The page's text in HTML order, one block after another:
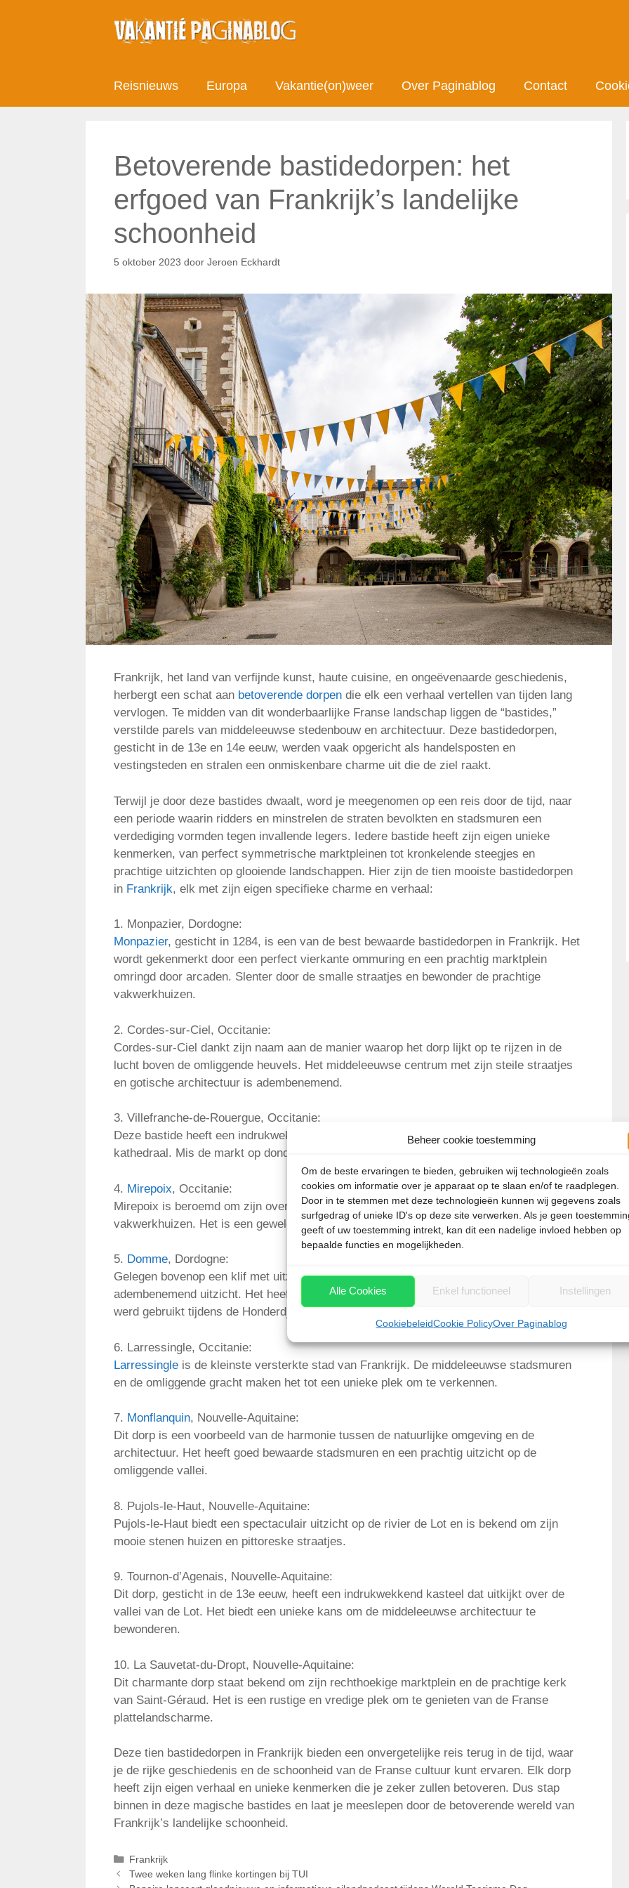
Beheer cookie toestemming
Om de beste ervaringen te bieden, gebruiken wij technologieën zoals
cookies om informatie over je apparaat op te slaan en/of te raadplegen.
Door in te stemmen met deze technologieën kunnen wij gegevens zoals
surfgedrag of unieke ID's op deze site verwerken. Als je geen
geeft of uw toestemming intrekt, kan dit een nadelige invloed hebben op
bepaalde functies en mogelijkheden.
Alle Cookies Enkel functioneel Instellingen
CookiebeleidCookie PolicyOver Paginablog
Reisnieuws Europa Vakantie(on)weer Over Paginablog Contact
Betoverende bastidedorpen: het
erfgoed van Frankrijk’s landelijke
schoonheid
5 oktober 2023 door Jeroen Eckhardt
Frankrijk, het land van verfijnde kunst, haute cuisine, en ongeëvenaarde geschiedenis,
herbergt een schat aan betoverende dorpen die elk een verhaal vertellen van tijden lang
vervlogen. Te midden van dit wonderbaarlijke Franse landschap liggen de “bastides,”
verstilde parels van middeleeuwse stedenbouw en architectuur. Deze bastidedorpen,
gesticht in de 13e en 14e eeuw, werden vaak opgericht als handelsposten en
vestingsteden en stralen een onmiskenbare charme uit die de ziel raakt.
Terwijl je door deze bastides dwaalt, word je meegenomen op een reis door de tijd, naar
een periode waarin ridders en minstrelen de straten bevolkten en stadsmuren een
verdediging vormden tegen invallende legers. Iedere bastide heeft zijn eigen unieke
kenmerken, van perfect symmetrische marktpleinen tot kronkelende steegjes en
prachtige uitzichten op glooiende landschappen. Hier zijn de tien mooiste bastidedorpen
in Frankrijk, elk met zijn eigen specifieke charme en verhaal:
1. Monpazier, Dordogne:
Monpazier, gesticht in 1284, is een van de best bewaarde bastidedorpen in Frankrijk. Het
wordt gekenmerkt door een perfect vierkante ommuring en een prachtig marktplein
omringd door arcaden. Slenter door de smalle straatjes en bewonder de prachtige
vakwerkhuizen.
2. Cordes-sur-Ciel, Occitanie:
Cordes-sur-Ciel dankt zijn naam aan de manier waarop het dorp lijkt op te rijzen in de
lucht boven de omliggende heuvels. Het middeleeuwse centrum met zijn steile straatjes
en gotische architectuur is adembenemend.
3. Villefranche-de-Rouergue, Occitanie:
Deze bastide heeft een indrukwekkend marktplein met arcaden en een prachtige
kathedraal. Mis de markt op donderdag niet, een van de grootste in de regio.
4. Mirepoix, Occitanie:
Mirepoix is beroemd om zijn overdekte marktplein dat wordt omringd door kleurrijke
vakwerkhuizen. Het is een geweldige plek om te genieten van de lokale keuken.
5. Domme, Dordogne:
Gelegen bovenop een klif met uitzicht op de Dordogne-rivier, biedt Domme een
adembenemend uitzicht. Het heeft ook een uitgebreid ondergronds gangenstelsel dat
werd gebruikt tijdens de Honderdjarige Oorlog.
6. Larressingle, Occitanie:
Larressingle is de kleinste versterkte stad van Frankrijk. De middeleeuwse stadsmuren
en de omliggende gracht maken het tot een unieke plek om te verkennen.
7. Monflanquin, Nouvelle-Aquitaine:
Dit dorp is een voorbeeld van de harmonie tussen de natuurlijke omgeving en de
architectuur. Het heeft goed bewaarde stadsmuren en een prachtig uitzicht op de
omliggende vallei.
8. Pujols-le-Haut, Nouvelle-Aquitaine:
Pujols-le-Haut biedt een spectaculair uitzicht op de rivier de Lot en is bekend om zijn
mooie stenen huizen en pittoreske straatjes.
9. Tournon-d’Agenais, Nouvelle-Aquitaine:
Dit dorp, gesticht in de 13e eeuw, heeft een indrukwekkend kasteel dat uitkijkt over de
vallei van de Lot. Het biedt een unieke kans om de middeleeuwse architectuur te
bewonderen.
10. La Sauvetat-du-Dropt, Nouvelle-Aquitaine:
Dit charmante dorp staat bekend om zijn rechthoekige marktplein en de prachtige kerk
van Saint-Géraud. Het is een rustige en vredige plek om te genieten van de Franse
plattelandscharme.
Deze tien bastidedorpen in Frankrijk bieden een onvergetelijke reis terug in de tijd, waar
je de rijke geschiedenis en de schoonheid van de Franse cultuur kunt ervaren. Elk dorp
heeft zijn eigen verhaal en unieke kenmerken die je zeker zullen betoveren. Dus stap
binnen in deze magische bastides en laat je meeslepen door de betoverende wereld van
Frankrijk’s landelijke schoonheid.
Categorieën
Frankrijk
Twee weken lang flinke kortingen bij TUI